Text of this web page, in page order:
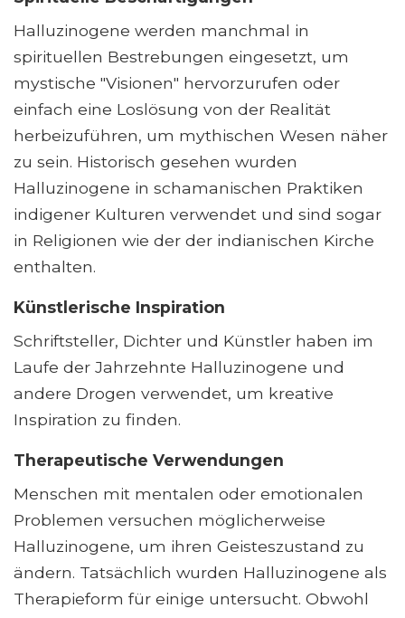
Halluzinogene werden manchmal in
spirituellen Bestrebungen eingesetzt, um
mystische "Visionen" hervorzurufen oder
einfach eine Loslösung von der Realität
herbeizuführen, um mythischen Wesen näher
zu sein. Historisch gesehen wurden
Halluzinogene in schamanischen Praktiken
indigener Kulturen verwendet und sind sogar
in Religionen wie der der indianischen Kirche
enthalten.
Künstlerische Inspiration
Schriftsteller, Dichter und Künstler haben im
Laufe der Jahrzehnte Halluzinogene und
andere Drogen verwendet, um kreative
Inspiration zu finden.
Therapeutische Verwendungen
Menschen mit mentalen oder emotionalen
Problemen versuchen möglicherweise
Halluzinogene, um ihren Geisteszustand zu
ändern. Tatsächlich wurden Halluzinogene als
Therapieform für einige untersucht. Obwohl